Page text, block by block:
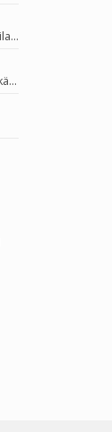
Helikon & Direct Action koko valikoima tilattavissa
Google Pay – uusi maksutapa Android-käyttäjille